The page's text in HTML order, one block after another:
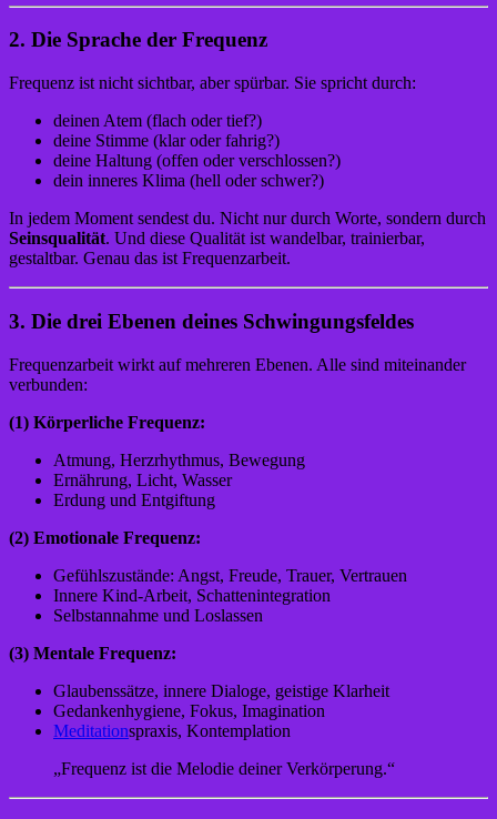
2. Die Sprache der Frequenz
Frequenz ist nicht sichtbar, aber spürbar. Sie spricht durch:
deinen Atem (flach oder tief?)
deine Stimme (klar oder fahrig?)
deine Haltung (offen oder verschlossen?)
dein inneres Klima (hell oder schwer?)
In jedem Moment sendest du. Nicht nur durch Worte, sondern durch
Seinsqualität. Und diese Qualität ist wandelbar, trainierbar,
gestaltbar. Genau das ist Frequenzarbeit.
3. Die drei Ebenen deines Schwingungsfeldes
Frequenzarbeit wirkt auf mehreren Ebenen. Alle sind miteinander
verbunden:
(1) Körperliche Frequenz:
Atmung, Herzrhythmus, Bewegung
Ernährung, Licht, Wasser
Erdung und Entgiftung
(2) Emotionale Frequenz:
Gefühlszustände: Angst, Freude, Trauer, Vertrauen
Innere Kind-Arbeit, Schattenintegration
Selbstannahme und Loslassen
(3) Mentale Frequenz:
Glaubenssätze, innere Dialoge, geistige Klarheit
Gedankenhygiene, Fokus, Imagination
Meditationspraxis, Kontemplation
„Frequenz ist die Melodie deiner Verkörperung.“